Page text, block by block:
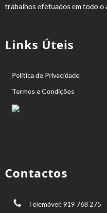
trabalhos efetuados em todo o
Links Úteis
Política de Privacidade
Termos e Condições
Contactos
Telemóvel: 919 768 275